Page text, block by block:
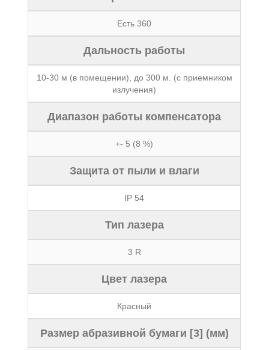
Есть 360
Дальность работы
10-30 м (в помещении), до 300 м. (с приемником
излучения)
Диапазон работы компенсатора
+- 5 (8 %)
Защита от пыли и влаги
IP 54
Тип лазера
3 R
Цвет лазера
Красный
Размер абразивной бумаги [3] (мм)